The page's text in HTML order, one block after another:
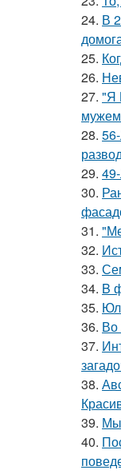
24. В
25.
26.
27. "Я
28.
29.
30.
31.
32.
33.
34. B
35.
36. Во
37.
38.
39. Мы
40.